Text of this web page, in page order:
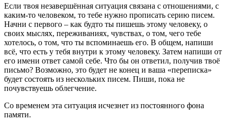
Если твоя незавершённая ситуация связана с отношениями, с
каким-то человеком, то тебе нужно прописать серию писем.
Начни с первого – как будто ты пишешь этому человеку, о
своих мыслях, переживаниях, чувствах, о том, чего тебе
хотелось, о том, что ты вспоминаешь его. В общем, напиши
всё, что есть у тебя внутри к этому человеку. Затем напиши от
его имени ответ самой себе. Что бы он ответил, получив твоё
письмо? Возможно, это будет не конец и ваша «переписка»
будет состоять из нескольких писем. Пиши, пока не
почувствуешь облегчение.
Со временем эта ситуация исчезнет из постоянного фона
памяти.